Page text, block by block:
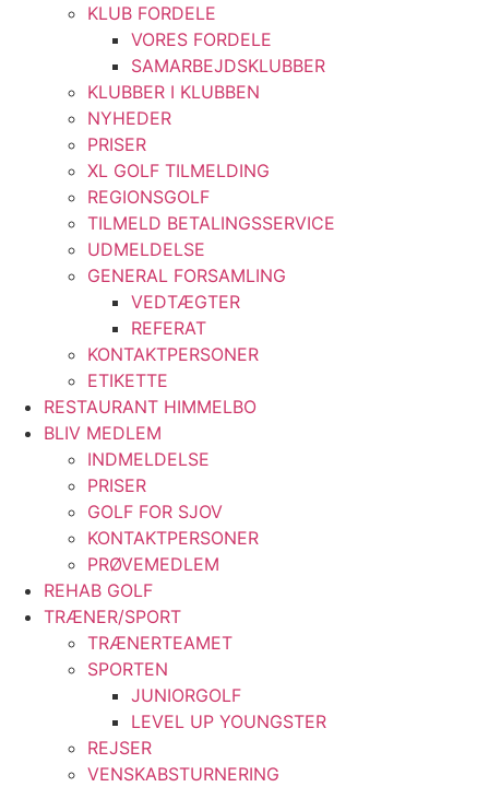
KLUB FORDELE
VORES FORDELE
SAMARBEJDSKLUBBER
KLUBBER I KLUBBEN
NYHEDER
PRISER
XL GOLF TILMELDING
REGIONSGOLF
TILMELD BETALINGSSERVICE
UDMELDELSE
GENERAL FORSAMLING
VEDTÆGTER
REFERAT
KONTAKTPERSONER
ETIKETTE
RESTAURANT HIMMELBO
BLIV MEDLEM
INDMELDELSE
PRISER
GOLF FOR SJOV
KONTAKTPERSONER
PRØVEMEDLEM
REHAB GOLF
TRÆNER/SPORT
TRÆNERTEAMET
SPORTEN
JUNIORGOLF
LEVEL UP YOUNGSTER
REJSER
VENSKABSTURNERING